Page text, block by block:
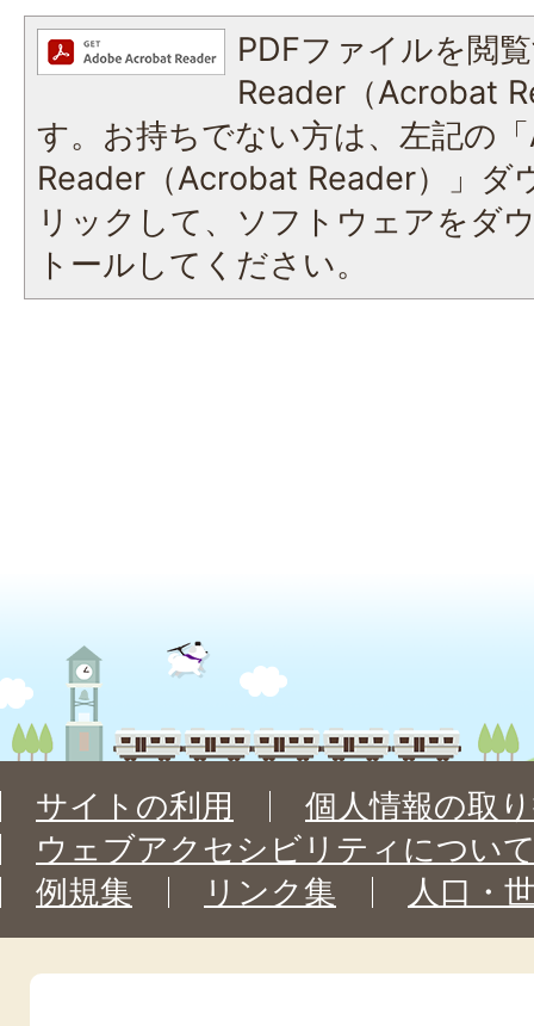
PDFファイルを閲
Reader（Acrobat
す。お持ちでない方は、左記の
Reader（Acrobat Reader）」ダ
リックして、ソフトウェアをダ
トールしてください。
サイトの利用
個人情報の取
ウェブアクセシビリティについ
例規集
リンク集 人口・